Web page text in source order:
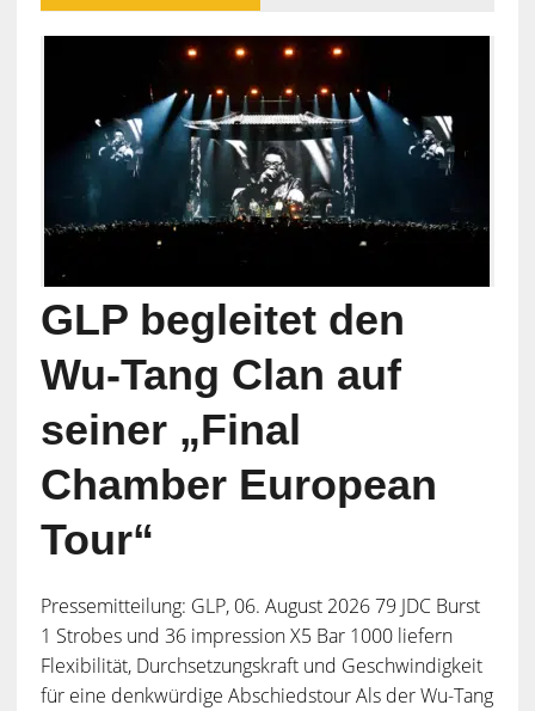
GLP begleitet den
Wu-Tang Clan auf
seiner „Final
Chamber European
Tour“
Pressemitteilung: GLP, 06. August 2026 79 JDC Burst
1 Strobes und 36 impression X5 Bar 1000 liefern
Flexibilität, Durchsetzungskraft und Geschwindigkeit
für eine denkwürdige Abschiedstour Als der Wu-Tang